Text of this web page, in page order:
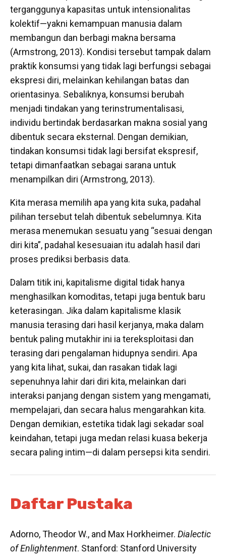
terganggunya kapasitas untuk intensionalitas
kolektif—yakni kemampuan manusia dalam
membangun dan berbagi makna bersama
(Armstrong, 2013). Kondisi tersebut tampak dalam
praktik konsumsi yang tidak lagi berfungsi sebagai
ekspresi diri, melainkan kehilangan batas dan
orientasinya. Sebaliknya, konsumsi berubah
menjadi tindakan yang terinstrumentalisasi,
individu bertindak berdasarkan makna sosial yang
dibentuk secara eksternal. Dengan demikian,
tindakan konsumsi tidak lagi bersifat ekspresif,
tetapi dimanfaatkan sebagai sarana untuk
menampilkan diri (Armstrong, 2013).
Kita merasa memilih apa yang kita suka, padahal
pilihan tersebut telah dibentuk sebelumnya. Kita
merasa menemukan sesuatu yang “sesuai dengan
diri kita”, padahal kesesuaian itu adalah hasil dari
proses prediksi berbasis data.
Dalam titik ini, kapitalisme digital tidak hanya
menghasilkan komoditas, tetapi juga bentuk baru
keterasingan. Jika dalam kapitalisme klasik
manusia terasing dari hasil kerjanya, maka dalam
bentuk paling mutakhir ini ia tereksploitasi dan
terasing dari pengalaman hidupnya sendiri. Apa
yang kita lihat, sukai, dan rasakan tidak lagi
sepenuhnya lahir dari diri kita, melainkan dari
interaksi panjang dengan sistem yang mengamati,
mempelajari, dan secara halus mengarahkan kita.
Dengan demikian, estetika tidak lagi sekadar soal
keindahan, tetapi juga medan relasi kuasa bekerja
secara paling intim—di dalam persepsi kita sendiri.
Daftar Pustaka
Adorno, Theodor W., and Max Horkheimer. Dialectic
of Enlightenment. Stanford: Stanford University